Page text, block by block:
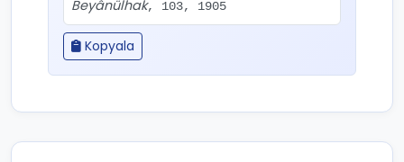
Beyânülhak, 103, 1905
Kopyala